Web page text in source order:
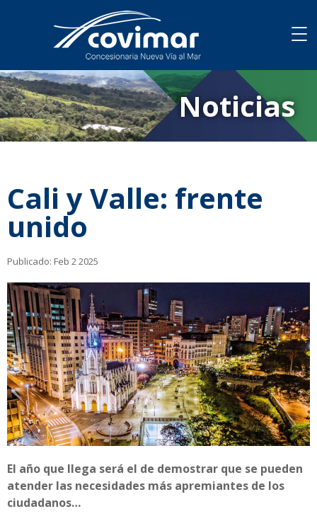
Noticias
Cali y Valle: frente
unido
Publicado: Feb 2 2025
El año que llega será el de demostrar que se pueden
atender las necesidades más apremiantes de los
ciudadanos…